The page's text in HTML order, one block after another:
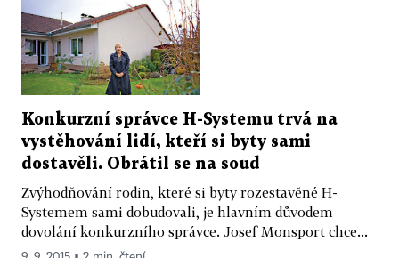
Konkurzní správce H-Systemu trvá na
vystěhování lidí, kteří si byty sami
dostavěli. Obrátil se na soud
Zvýhodňování rodin, které si byty rozestavěné H-
Systemem sami dobudovali, je hlavním důvodem
dovolání konkurzního správce. Josef Monsport chce...